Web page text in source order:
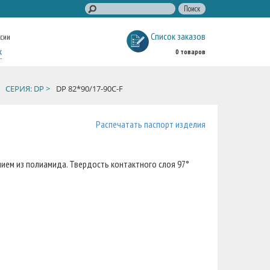
Список заказов
0 товаров
СЕРИЯ: DP > DP 82*90/17-90C-F
Распечатать паспорт изделия
из полиамида. Твердость контактного слоя 97°